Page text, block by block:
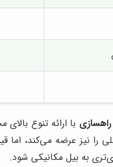
با ارائه تنوع
را نیز عرضه می‌کند، اما
به بیل مکانیکی شود.